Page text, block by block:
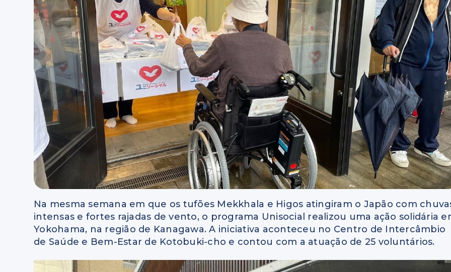
Na mesma semana em que os tufões Mekkhala e Higos atingiram o Japão com
intensas e fortes rajadas de vento, o programa Unisocial realizou uma ação solidária
Yokohama, na região de Kanagawa. A iniciativa aconteceu no Centro de Intercâmbio
de Saúde e Bem-Estar de Kotobuki-cho e contou com a atuação de 25 voluntários.